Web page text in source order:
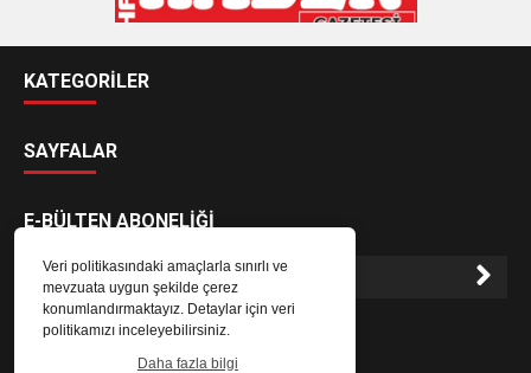
Veri politikasındaki amaçlarla sınırlı ve
mevzuata uygun şekilde çerez
konumlandırmaktayız. Detaylar için veri
politikamızı inceleyebilirsiniz.
Daha fazla bilgi
KATEGORİLER
SAYFALAR
E-BÜLTEN ABONELİĞİ
E-Bülten aboneliği ile haberlere daha hızlı erişin.